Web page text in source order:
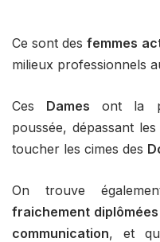
Ce sont des femmes
milieux professionnels
Ces Dames ont la
poussée, dépassant
toucher les cimes des
On trouve
fraichement
communication, et